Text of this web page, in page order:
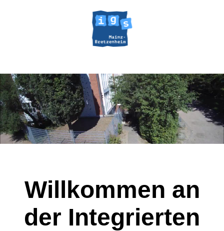
Willkommen an
der Integrierten